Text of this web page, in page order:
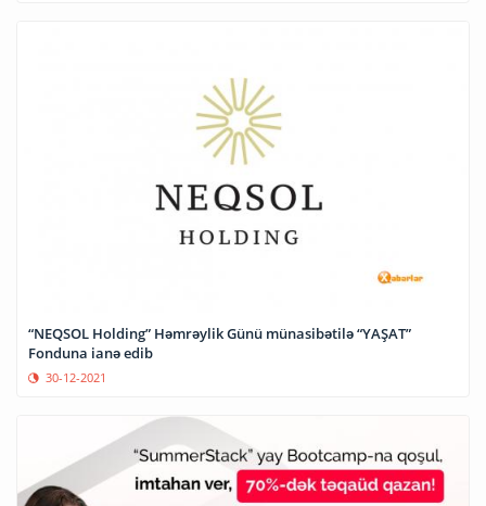
“NEQSOL Holding” Həmrəylik Günü münasibətilə “YAŞAT”
Fonduna ianə edib
30-12-2021